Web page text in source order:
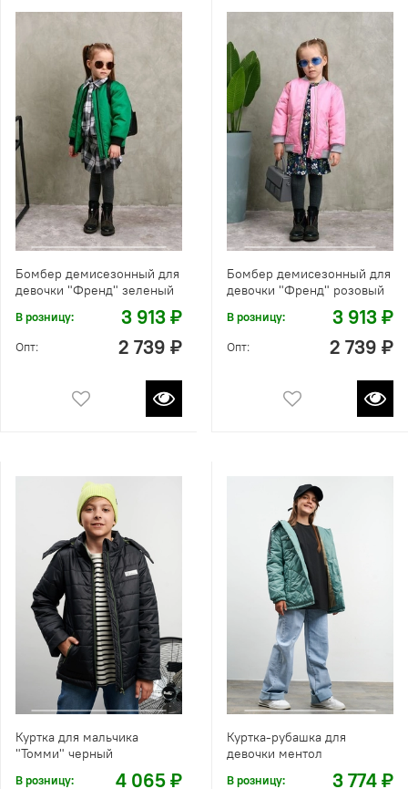
Бомбер демисезонный для
девочки "Френд" зеленый
В розницу: 3 913 ₽
Опт: 2 739 ₽
Бомбер демисезонный для
девочки "Френд" розовый
В розницу: 3 913 ₽
Опт: 2 739 ₽
Куртка для мальчика
"Томми" черный
В розницу: 4 065 ₽
Куртка-рубашка для
девочки ментол
В розницу: 3 774 ₽